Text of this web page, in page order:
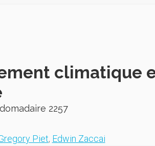
climatique
2257
Piet, Edwin Zaccai